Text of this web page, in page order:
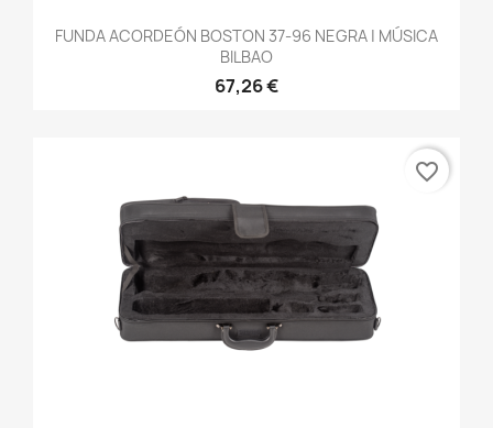
FUNDA ACORDEÓN BOSTON 37-96 NEGRA | MÚSICA
BILBAO
67,26 €
favorite_border